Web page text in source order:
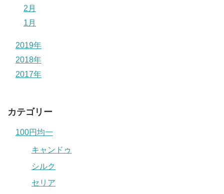
2月
1月
2019年
2018年
2017年
カテゴリー
100円均一
キャンドゥ
シルク
セリア